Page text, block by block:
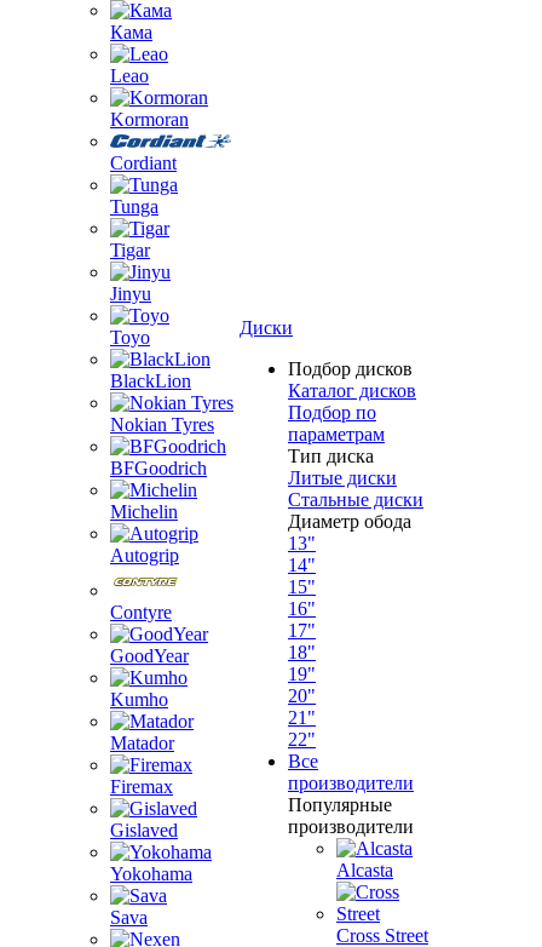
Кама
Leao
Kormoran
Cordiant
Tunga
Tigar
Jinyu
Toyo
BlackLion
Nokian Tyres
BFGoodrich
Michelin
Autogrip
Contyre
GoodYear
Kumho
Matador
Firemax
Gislaved
Yokohama
Sava
Диски
Подбор дисков
Каталог дисков
Подбор по
параметрам
Тип диска
Литые диски
Стальные диски
Диаметр обода
13"
14"
15"
16"
17"
18"
19"
20"
21"
22"
Все
производители
Популярные
производители
Alcasta
Cross Street